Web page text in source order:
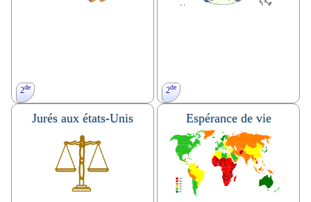
2de
d'une simulation à l'aide d'un
tableur, probabilité d'un
évènement à l'aide d'un arbre ou
d'un tableau.
2de
échantillonnage, réalisation
d’une simulation. Concevoir,
mettre en oeuvre et exploiter des
simulations de situations
concrètes à l’aide du tableur ou
d’une calculatrice. Exploitation,
analyse critique d’un résultat
Jurés aux états-Unis Espérance de vie